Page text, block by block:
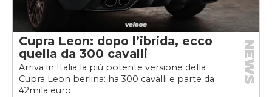
Cupra Leon: dopo l’ibrida, ecco
quella da 300 cavalli
Arriva in Italia la più potente versione della
Cupra Leon berlina: ha 300 cavalli e parte da
42mila euro
NEWS